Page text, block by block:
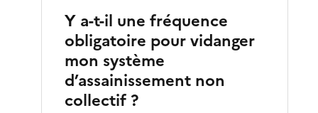
Y a-t-il une fréquence
obligatoire pour vidanger
mon système
d’assainissement non
collectif ?